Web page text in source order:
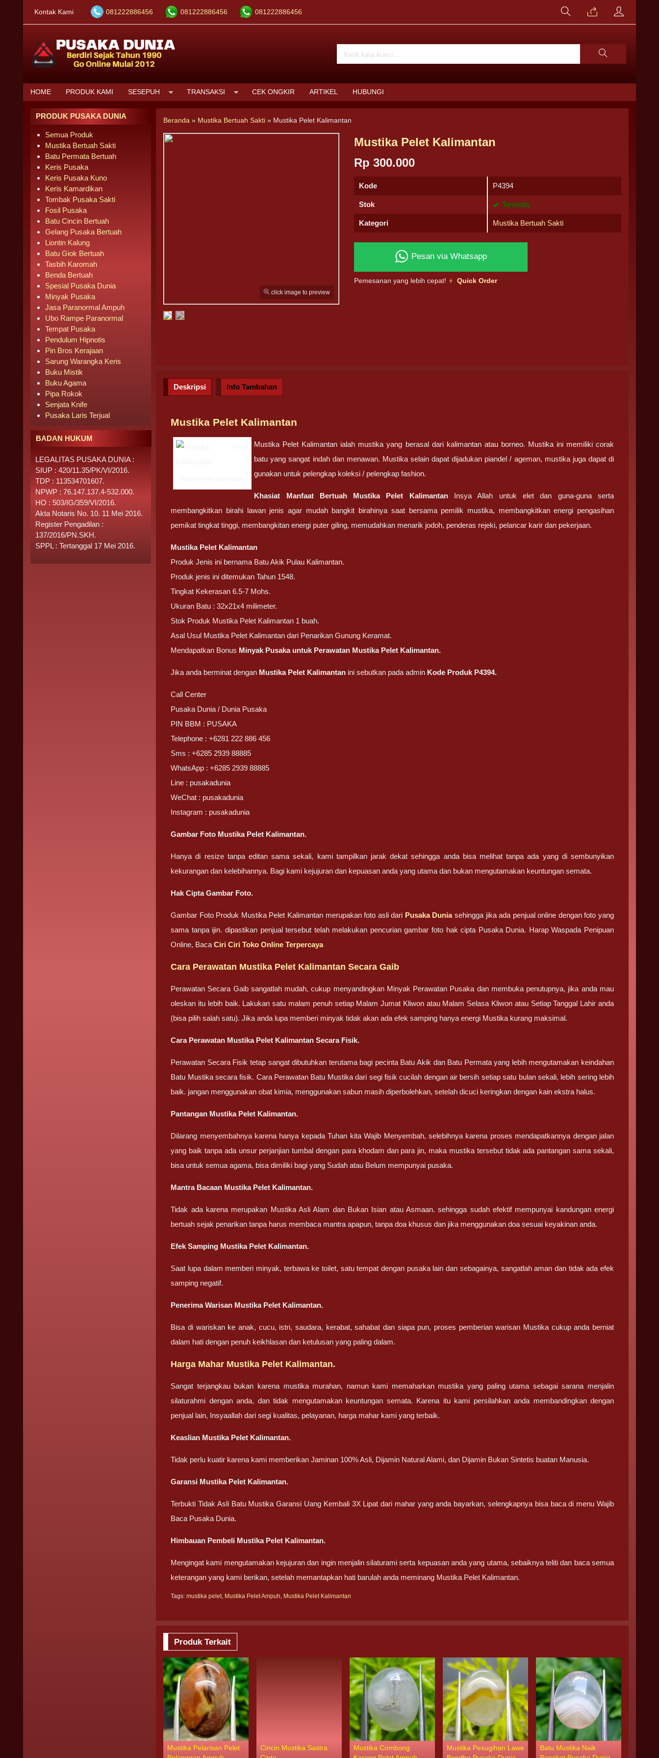
Kontak Kami 081222886456 081222886456 081222886456
HOME PRODUK KAMI SESEPUH TRANSAKSI CEK ONGKIR ARTIKEL HUBUNGI
Beranda » Mustika Bertuah Sakti » Mustika Pelet Kalimantan
click image to preview
Mustika Pelet Kalimantan
Rp 300.000
Kode P4394
Stok Tersedia
Kategori Mustika Bertuah Sakti
Pesan via Whatsapp
Pemesanan yang lebih cepat! Quick Order
Deskripsi Info Tambahan
Mustika Pelet Kalimantan
Mustika Pelet Kalimantan ialah mustika yang berasal dari kalimantan atau borneo. Mustika ini memiliki corak
batu yang sangat indah dan menawan. Mustika selain dapat dijadukan piandel / ageman, mustika juga dapat di
gunakan untuk pelengkap koleksi / pelengkap fashion.
Khasiat Manfaat Bertuah Mustika Pelet KalimantanInsya Allah untuk elet dan guna-guna serta
membangkitkan birahi lawan jenis agar mudah bangkit birahinya saat bersama pemilik mustika, membangkitkan energi pengasihan
pemikat tingkat tinggi, membangkitan energi puter giling, memudahkan menarik jodoh, penderas rejeki, pelancar karir dan pekerjaan.
Mustika Pelet Kalimantan
Produk Jenis ini bernama Batu Akik Pulau Kalimantan.
Produk jenis ini ditemukan Tahun 1548.
Tingkat Kekerasan 6.5-7 Mohs.
Ukuran Batu : 32x21x4 milimeter.
Stok Produk Mustika Pelet Kalimantan 1 buah.
Asal Usul Mustika Pelet Kalimantan dari Penarikan Gunung Keramat.
Mendapatkan Bonus Minyak Pusaka untuk Perawatan Mustika Pelet Kalimantan.
Jika anda berminat dengan Mustika Pelet Kalimantan ini sebutkan pada admin Kode Produk P4394.
Call Center
Pusaka Dunia / Dunia Pusaka
PIN BBM : PUSAKA
Telephone : +6281 222 886 456
Sms : +6285 2939 88885
WhatsApp : +6285 2939 88885
Line : pusakadunia
WeChat : pusakadunia
Instagram : pusakadunia
Gambar Foto Mustika Pelet Kalimantan.
Hanya di resize tanpa editan sama sekali, kami tampilkan jarak dekat sehingga anda bisa melihat tanpa ada yang di sembunyikan
kekurangan dan kelebihannya. Bagi kami kejujuran dan kepuasan anda yang utama dan bukan mengutamakan keuntungan semata.
Hak Cipta Gambar Foto.
Gambar Foto Produk Mustika Pelet Kalimantan merupakan foto asli dari Pusaka Duniasehingga jika ada penjual online dengan foto yang
sama tanpa ijin. dipastikan penjual tersebut telah melakukan pencurian gambar foto hak cipta Pusaka Dunia. Harap Waspada Penipuan
Online, BacaCiri Ciri Toko Online Terpercaya
Cara Perawatan Mustika Pelet Kalimantan Secara Gaib
Perawatan Secara Gaib sangatlah mudah, cukup menyandingkan Minyak Perawatan Pusaka dan membuka penutupnya, jika anda mau
oleskan itu lebih baik. Lakukan satu malam penuh setiap Malam Jumat Kliwon atau Malam Selasa Kliwon atau Setiap Tanggal Lahir anda
(bisa pilih salah satu). Jika anda lupa memberi minyak tidak akan ada efek samping hanya energi Mustika kurang maksimal.
Cara Perawatan Mustika Pelet Kalimantan Secara Fisik.
Perawatan Secara Fisik tetap sangat dibutuhkan terutama bagi pecinta Batu Akik dan Batu Permata yang lebih mengutamakan keindahan
Batu Mustika secara fisik. Cara Perawatan Batu Mustika dari segi fisik cucilah dengan air bersih setiap satu bulan sekali, lebih sering lebih
baik. jangan menggunakan obat kimia, menggunakan sabun masih diperbolehkan, setelah dicuci keringkan dengan kain ekstra halus.
Pantangan Mustika Pelet Kalimantan.
Dilarang menyembahnya karena hanya kepada Tuhan kita Wajib Menyembah, selebihnya karena proses mendapatkannya dengan jalan
yang baik tanpa ada unsur perjanjian tumbal dengan para khodam dan para jin, maka mustika tersebut tidak ada pantangan sama sekali,
bisa untuk semua agama, bisa dimiliki bagi yang Sudah atau Belum mempunyai pusaka.
Mantra Bacaan Mustika Pelet Kalimantan.
Tidak ada karena merupakan Mustika Asli Alam dan Bukan Isian atau Asmaan. sehingga sudah efektif mempunyai kandungan energi
bertuah sejak penarikan tanpa harus membaca mantra apapun, tanpa doa khusus dan jika menggunakan doa sesuai keyakinan anda.
Efek Samping Mustika Pelet Kalimantan.
Saat lupa dalam memberi minyak, terbawa ke toilet, satu tempat dengan pusaka lain dan sebagainya, sangatlah aman dan tidak ada efek
samping negatif.
Penerima Warisan Mustika Pelet Kalimantan.
Bisa di wariskan ke anak, cucu, istri, saudara, kerabat, sahabat dan siapa pun, proses pemberian warisan Mustika cukup anda berniat
dalam hati dengan penuh keikhlasan dan ketulusan yang paling dalam.
Harga Mahar Mustika Pelet Kalimantan.
Sangat terjangkau bukan karena mustika murahan, namun kami memaharkan mustika yang paling utama sebagai sarana menjalin
silaturahmi dengan anda, dan tidak mengutamakan keuntungan semata. Karena itu kami persilahkan anda membandingkan dengan
penjual lain, Insyaallah dari segi kualitas, pelayanan, harga mahar kami yang terbaik.
Keaslian Mustika Pelet Kalimantan.
Tidak perlu kuatir karena kami memberikan Jaminan 100% Asli, Dijamin Natural Alami, dan Dijamin Bukan Sintetis buatan Manusia.
Garansi Mustika Pelet Kalimantan.
Terbukti Tidak Asli Batu Mustika Garansi Uang Kembali 3X Lipat dari mahar yang anda bayarkan, selengkapnya bisa baca di menu Wajib
Baca Pusaka Dunia.
Himbauan Pembeli Mustika Pelet Kalimantan.
Mengingat kami mengutamakan kejujuran dan ingin menjalin silaturami serta kepuasan anda yang utama, sebaiknya teliti dan baca semua
keterangan yang kami berikan, setelah memantapkan hati barulah anda meminang Mustika Pelet Kalimantan.
Tags:mustika pelet, Mustika Pelet Ampuh, Mustika Pelet Kalimantan
Produk Terkait
Mustika Pelarisan Pelet
Cincin Mustika Sastra
Mustika Combong
Mustika Pesugihan Lawe
Batu Mustika Naik
PRODUK PUSAKA DUNIA
Semua Produk
Mustika Bertuah Sakti
Batu Permata Bertuah
Keris Pusaka
Keris Pusaka Kuno
Keris Kamardikan
Tombak Pusaka Sakti
Fosil Pusaka
Batu Cincin Bertuah
Gelang Pusaka Bertuah
Liontin Kalung
Batu Giok Bertuah
Tasbih Karomah
Benda Bertuah
Spesial Pusaka Dunia
Minyak Pusaka
Jasa Paranormal Ampuh
Ubo Rampe Paranormal
Tempat Pusaka
Pendulum Hipnotis
Pin Bros Kerajaan
Sarung Warangka Keris
Buku Mistik
Buku Agama
Pipa Rokok
Senjata Knife
Pusaka Laris Terjual
BADAN HUKUM
LEGALITAS PUSAKA DUNIA :
SIUP : 420/11.35/PK/VI/2016.
TDP : 113534701607.
NPWP : 76.147.137.4-532.000.
HO : 503/IG/359/VI/2016.
Akta Notaris No. 10. 11 Mei 2016.
Register Pengadilan :
137/2016/PN.SKH.
SPPL : Tertanggal 17 Mei 2016.